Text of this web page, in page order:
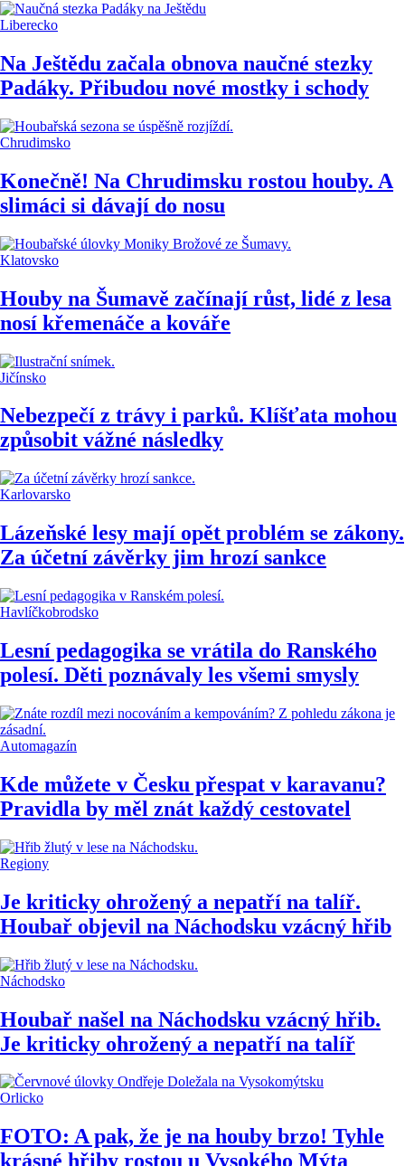
Liberecko
Na Ještědu začala obnova naučné stezky
Padáky. Přibudou nové mostky i schody
Chrudimsko
Konečně! Na Chrudimsku rostou houby. A
slimáci si dávají do nosu
Klatovsko
Houby na Šumavě začínají růst, lidé z lesa
nosí křemenáče a kováře
Jičínsko
Nebezpečí z trávy i parků. Klíšťata mohou
způsobit vážné následky
Karlovarsko
Lázeňské lesy mají opět problém se zákony.
Za účetní závěrky jim hrozí sankce
Havlíčkobrodsko
Lesní pedagogika se vrátila do Ranského
polesí. Děti poznávaly les všemi smysly
Automagazín
Kde můžete v Česku přespat v karavanu?
Pravidla by měl znát každý cestovatel
Regiony
Je kriticky ohrožený a nepatří na talíř.
Houbař objevil na Náchodsku vzácný hřib
Náchodsko
Houbař našel na Náchodsku vzácný hřib.
Je kriticky ohrožený a nepatří na talíř
Orlicko
FOTO: A pak, že je na houby brzo! Tyhle
krásné hřiby rostou u Vysokého Mýta